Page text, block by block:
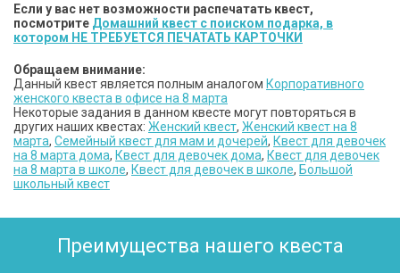
Если у вас нет возможности распечатать квест,
посмотрите Домашний квест с поиском подарка, в
котором НЕ ТРЕБУЕТСЯ ПЕЧАТАТЬ КАРТОЧКИ
Обращаем внимание:
Данный квест является полным аналогом Корпоративного
женского квеста в офисе на 8 марта
Некоторые задания в данном квесте могут повторяться в
других наших квестах: Женский квест, Женский квест на 8
марта, Семейный квест для мам и дочерей, Квест для девочек
на 8 марта дома, Квест для девочек дома, Квест для девочек
на 8 марта в школе, Квест для девочек в школе, Большой
школьный квест
Преимущества нашего квеста